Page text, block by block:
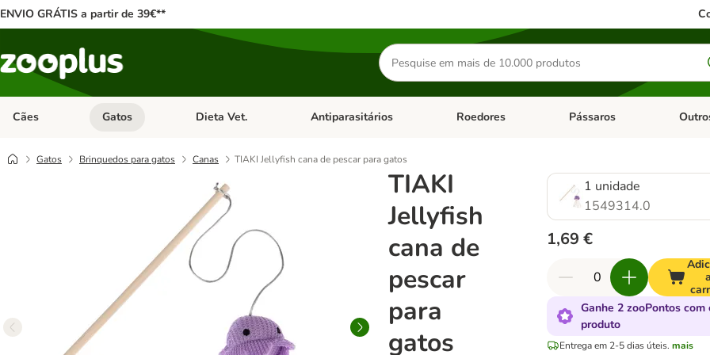
ENVIO GRÁTIS a partir de 39€**
Pesquisar
produtos
Cães Abrir menu de categoria: Cães
Gatos Abrir menu de categoria: Gatos
Dieta Vet. Abrir menu de categoria: Dieta Vet.
Antiparasitários Abrir menu de categoria: Antiparasitários
Roedores Abrir menu de categoria:
Pássaros Abrir
Gatos Brinquedos para gatos Canas TIAKI Jellyfish cana de pescar para gatos
TIAKI
Jellyfish
cana de
pescar
para
gatos
1 unidade
1549314.0
1,69 €
Ganhe 2 zooPontos com
produto
Entrega em 2-5 dias úteis. mais